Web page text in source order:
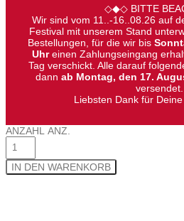
◇◆◇ BITTE
Wir sind vom 11..-16..08.26 auf
Festival mit unserem Stand
Bestellungen, für die wir bis
Uhreinen Zahlungseingang
Tag verschickt. Alle darauf
dann ab Montag, den 17.
versendet.
Liebsten Dank für
ANZAHL ANZ.
IN DEN WARENKORB